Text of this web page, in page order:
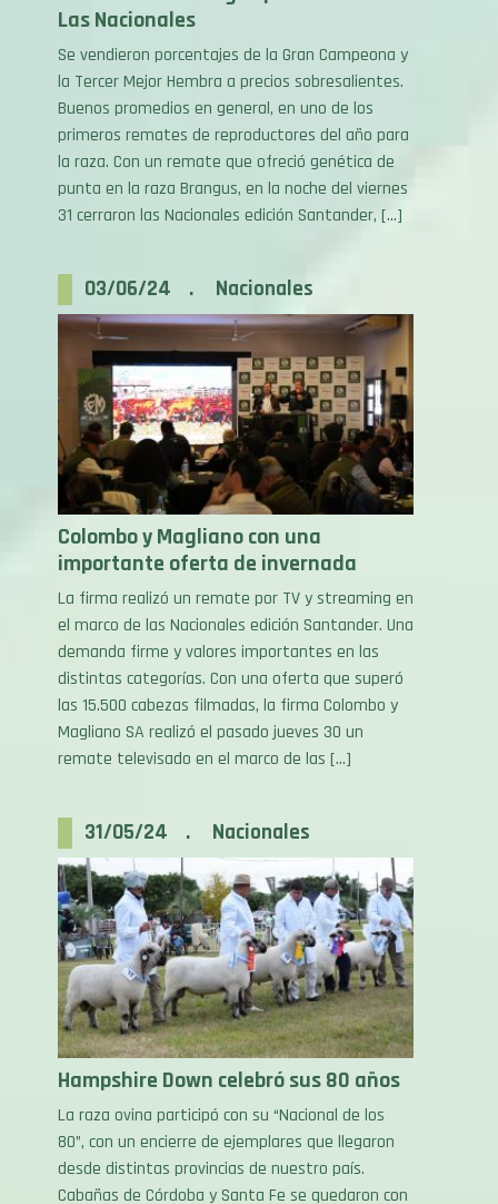
Se vendieron porcentajes de la Gran Campeona y
la Tercer Mejor Hembra a precios sobresalientes.
Buenos promedios en general, en uno de los
primeros remates de reproductores del año para
la raza. Con un remate que ofreció genética de
punta en la raza Brangus, en la noche del viernes
31 cerraron las Nacionales edición Santander, […]
Colombo y Magliano con una
importante oferta de invernada
La firma realizó un remate por TV y streaming en
el marco de las Nacionales edición Santander. Una
demanda firme y valores importantes en las
distintas categorías. Con una oferta que superó
las 15.500 cabezas filmadas, la firma Colombo y
Magliano SA realizó el pasado jueves 30 un
remate televisado en el marco de las […]
Hampshire Down celebró sus 80 años
La raza ovina participó con su “Nacional de los
80”, con un encierre de ejemplares que llegaron
desde distintas provincias de nuestro país.
Cabañas de Córdoba y Santa Fe se quedaron con
los premios más importantes. Buenas ventas